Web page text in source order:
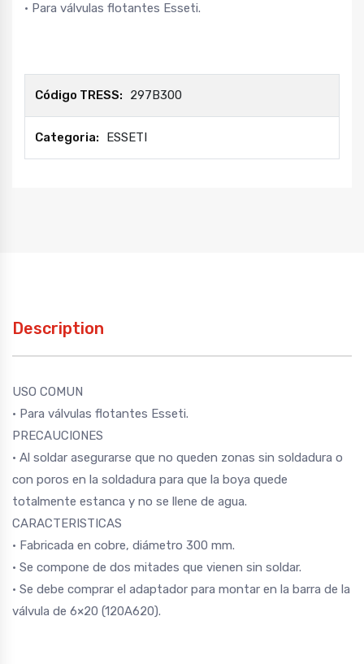
• Para válvulas flotantes Esseti.
Código TRESS: 297B300
Categoria: ESSETI
Description
USO COMUN
• Para válvulas flotantes Esseti.
PRECAUCIONES
• Al soldar asegurarse que no queden zonas sin soldadura o
con poros en la soldadura para que la boya quede
totalmente estanca y no se llene de agua.
CARACTERISTICAS
• Fabricada en cobre, diámetro 300 mm.
• Se compone de dos mitades que vienen sin soldar.
• Se debe comprar el adaptador para montar en la barra de la
válvula de 6×20 (120A620).